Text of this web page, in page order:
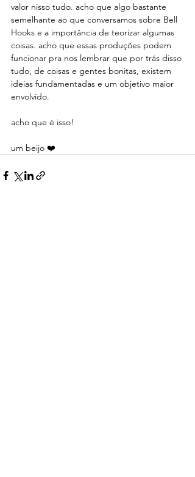
valor nisso tudo. acho que algo bastante
semelhante ao que conversamos sobre Bell
Hooks e a importância de teorizar algumas
coisas. acho que essas produções podem
funcionar pra nos lembrar que por trás disso
tudo, de coisas e gentes bonitas, existem
ideias fundamentadas e um objetivo maior
envolvido.
acho que é isso!
um beijo ❤️